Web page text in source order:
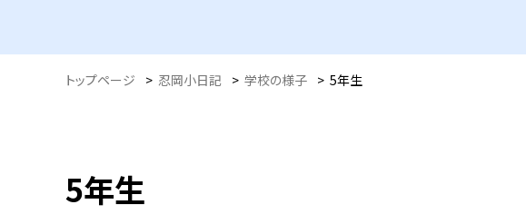
トップページ > 忍岡小日記 > 学校の様子 > 5年生
5年生